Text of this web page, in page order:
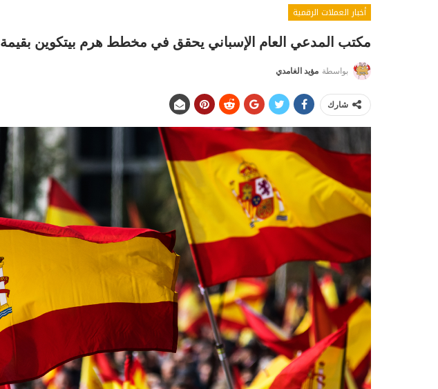
أخبار العملات الرقمية
مكتب المدعي العام الإسباني يحقق في مخطط هرم بيتكوين بقيمة 1 مليار دولار Arbistar
بواسطة مؤيد الغامدي
شارك